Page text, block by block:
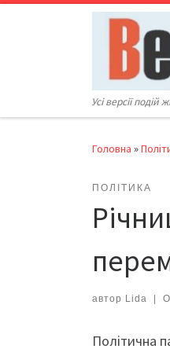
Перейти до вмісту
Усі версії
Головна »
ПОЛІТИКА
автор Lida
Політична